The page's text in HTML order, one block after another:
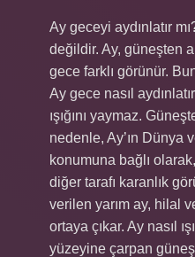
Ay geceyi aydınlatır
değildir. Ay, güneşten
gece farklı görünür.
Ay gece nasıl
ışığını yaymaz.
nedenle, Ay’ın Dünya
konumuna bağlı
diğer tarafı karanlık
verilen yarım ay, hilal
ortaya çıkar. Ay nasıl
yüzeyine çarpan güneş